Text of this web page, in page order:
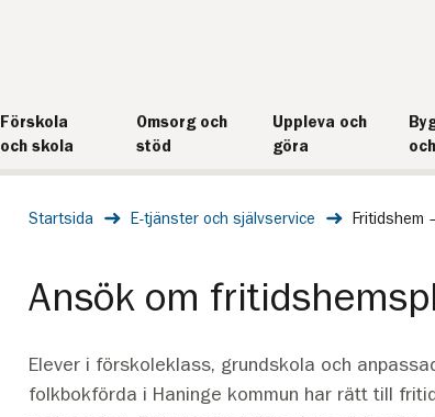
Förskola
och skola
Omsorg och
stöd
Uppleva och
göra
Startsida E-tjänster och självservice Fritidshem
Ansök om
Elever i förskoleklass, grundskola och
folkbokförda i Haninge kommun har rätt till